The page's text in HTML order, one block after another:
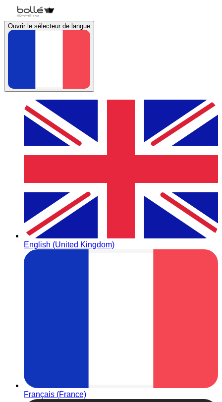
Ouvrir le sélecteur de langue
English (United Kingdom)
Français (France)